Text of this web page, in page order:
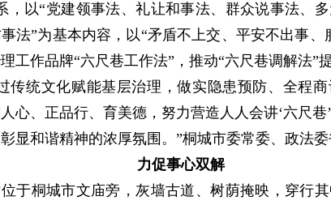
，以“党建领事法、礼让和事法、群众说事法、
法”为基本内容，以“矛盾不上交、平安不出事、
工作品牌“六尺巷工作法”，推动“六尺巷调解法”
统文化赋能基层治理，做实隐患预防、全程商
心、正品行、育美德，努力营造人人会讲‘六尺巷
显和谐精神的浓厚氛围。”桐城市委常委、政法委
力促事心双解
桐城市文庙旁，灰墙古道、树荫掩映，穿行其